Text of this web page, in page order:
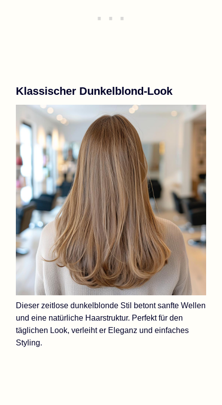
Klassischer Dunkelblond-Look
Dieser zeitlose dunkelblonde Stil betont sanfte Wellen
und eine natürliche Haarstruktur. Perfekt für den
täglichen Look, verleiht er Eleganz und einfaches
Styling.